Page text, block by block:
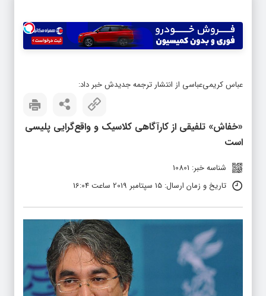
عباس کریمی‌عباسی از انتشار ترجمه جدیدش خبر داد:
«خفاش» تلفیقی از کارآگاهی کلاسیک و واقع‌گرایی پلیسی
است
شناسه خبر: 10801
تاریخ و زمان ارسال: 15 سپتامبر 2019 ساعت 16:04